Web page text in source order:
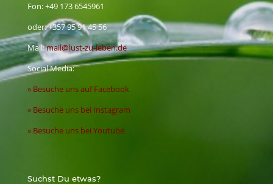
Fon:+49 173 6545961
oder:+357 95 91 45 56
Mail:mail@lust-zu-leben.de
Social Media:
» Besuche uns auf Facebook
» Besuche uns bei Instagram
» Besuche uns bei Youtube
Suchst Du etwas?